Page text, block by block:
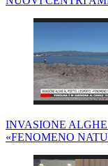
INVASIONE
«FENOMENO